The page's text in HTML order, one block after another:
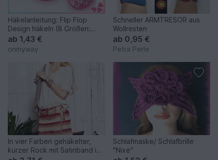
Häkelanleitung: Flip Flop
Design häkeln (8 Größen:
28/29 bis 42/43)
ab 1,43 €
onmyway
Schneller ARMTRESOR aus
Wollresten
ab 0,95 €
Petra Perle
In vier Farben gehäkelter,
kurzer Rock mit Satinband in
Schlafmaske/ Schlafbrille
"Nixe"